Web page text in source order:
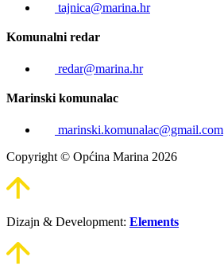
tajnica@marina.hr
Komunalni redar
redar@marina.hr
Marinski komunalac
marinski.komunalac@gmail.com
Copyright © Općina Marina 2026
Dizajn & Development: Elements